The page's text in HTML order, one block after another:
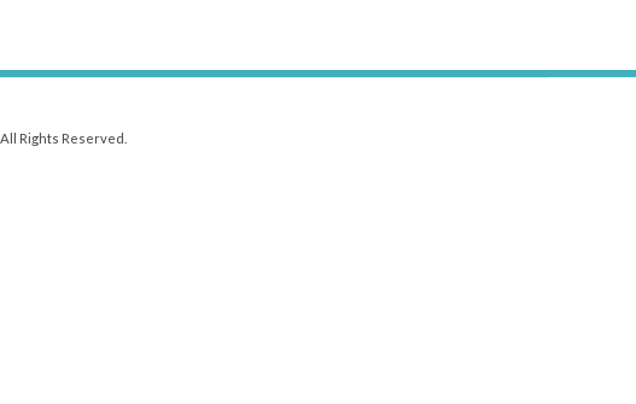
All Rights Reserved.